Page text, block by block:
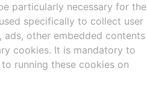
particularly necessary for the
specifically to collect user
ads, other embedded contents
cookies. It is mandatory to
running these cookies on